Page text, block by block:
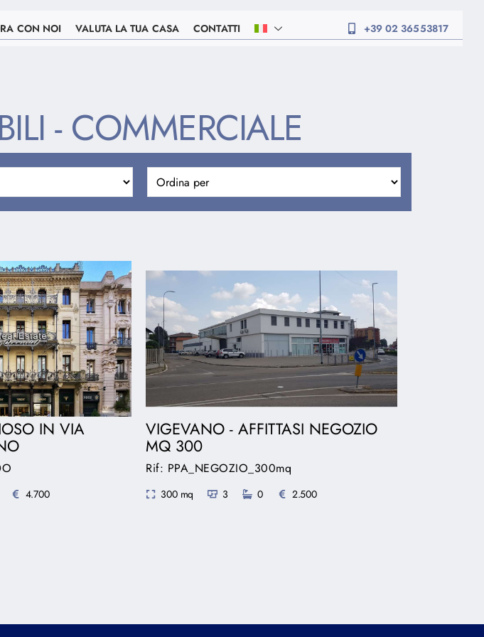
CON NOI VALUTA LA TUA CASA CONTATTI +39 02 36553817
- COMMERCIALE
IN VIA
4.700
VIGEVANO - AFFITTASI NEGOZIO
MQ 300
Rif: PPA_NEGOZIO_300mq
300 mq 3 0 2.500